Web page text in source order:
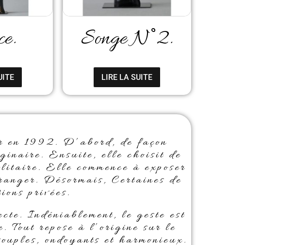
Songe N°2.
LIRE LA SUITE
1992. D’abord, de façon
Ensuite, elle choisit de
Elle commence à exposer
Désormais, Certaines de
privées.
Indéniablement, le geste est
Tout repose à l’origine sur le
ondoyants et harmonieux.